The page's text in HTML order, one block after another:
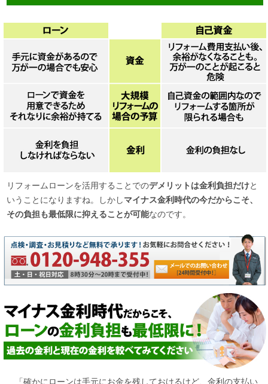
リフォームローンを活用することでのデメリットは金利負担だけと
いうことになりますね。しかし マイナス金利時代の今だからこそ、
その負担も最低限に抑えることが可能なのです。
「確かにローンは手元にお金を残しておけるけど、金利の支払い